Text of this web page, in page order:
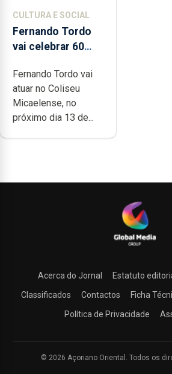
CULTURA E SOCIAL
Fernando Tordo
vai celebrar 60
no Coliseu
Micaelense
Fernando Tordo vai
atuar no Coliseu
Micaelense, no
próximo dia 13 de...
Acerca do Jornal Estatuto
Classificados
Contactos Ficha
Política de Privacidade
© 2026 Açoriano Oriental. Todos os